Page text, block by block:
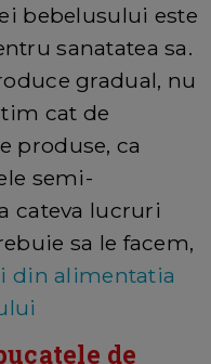
bebelusului este
sanatatea sa.
gradual, nu
cat de
produse, ca
semi-
cateva lucruri
sa le facem,
din alimentatia
de